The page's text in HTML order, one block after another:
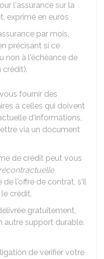
l'assurance sur la
exprimé en euros
par mois,
précisant si ce
non à l'échéance de
crédit).
fournir des
à celles qui doivent
d'informations,
via un document
de crédit peut vous
de l'offre de contrat, s'il
crédit.
gratuitement,
autre support durable.
de vérifier votre